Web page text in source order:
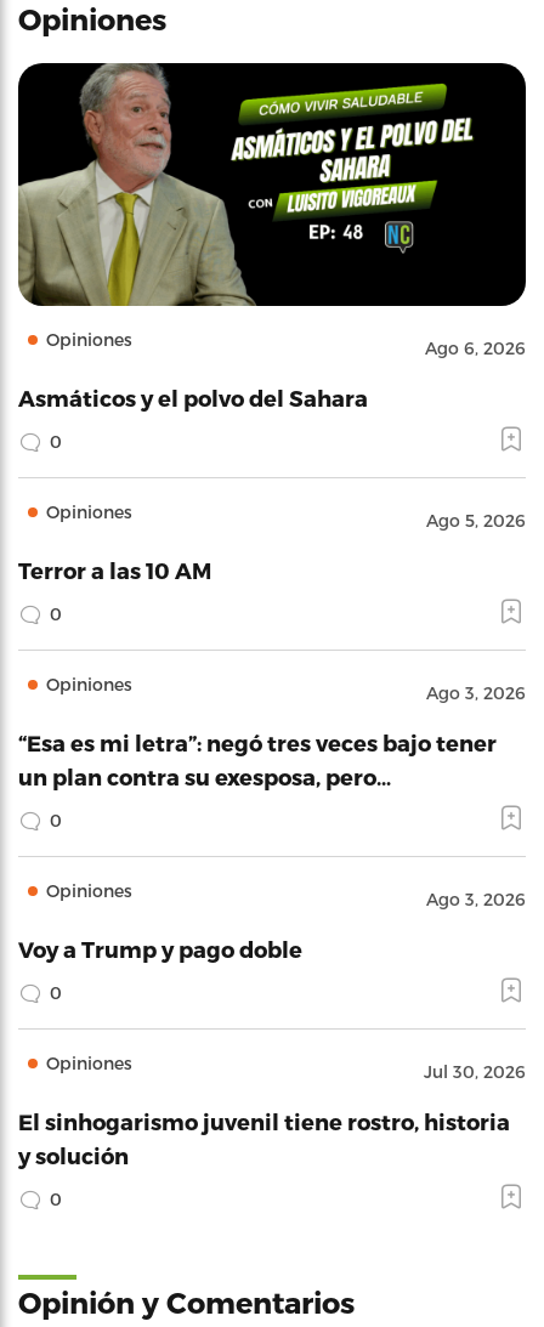
Opiniones
Opiniones Ago 6, 2026
Asmáticos y el polvo del Sahara
0
Opiniones Ago 5, 2026
Terror a las 10 AM
0
Opiniones Ago 3, 2026
“Esa es mi letra”: negó tres veces bajo tener
un plan contra su exesposa, pero…
0
Opiniones Ago 3, 2026
Voy a Trump y pago doble
0
Opiniones Jul 30, 2026
El sinhogarismo juvenil tiene rostro, historia
y solución
0
Opinión y Comentarios